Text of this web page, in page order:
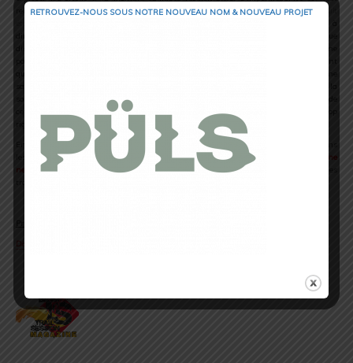
relative(à par les modèles Gore-Tex, c’est quand même assez rare d’avoir un produit
souplesse des Kapteren Race, c’est vraiment agréable dans les pierriers de profiter de
cet avantage, le pied étant mis à rude épreuve si vous possédez une chaussure trop
En conclusion, pour 80 euros, difficile de faire mieux ! L’apport de
les conceptions des nouveaux modèles est indéniableet on peut carrément noter une
nette amélioration des produits Trail Kalenji. Du coup, je garde cette paire pour les
RETROUVEZ-NOUS SOUS NOTRE NOUVEAU NOM & NOUVEAU PROJET